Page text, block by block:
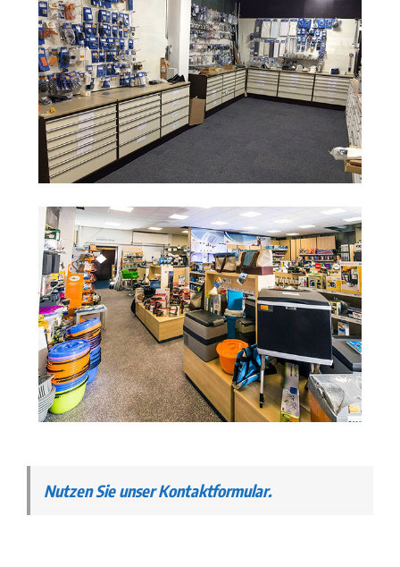
Nutzen Sie unser Kontaktformular.